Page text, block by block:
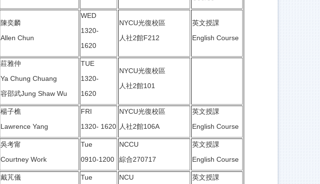
陳奕麟
Allen Chun
WED
1320-
1620
NYCU光復校區
人社2館F212
英文授課
English Course
莊雅仲
Ya Chung Chuang
容邵武Jung Shaw Wu
TUE
1320-
1620
NYCU光復校區
人社2館101
楊子樵
Lawrence Yang
FRI
1320- 1620
NYCU光復校區
人社2館106A
英文授課
English Course
吳考甯
Courtney Work
Tue
0910-1200
NCCU
綜合270717
英文授課
English Course
戴芃儀
Tue
NCU
英文授課